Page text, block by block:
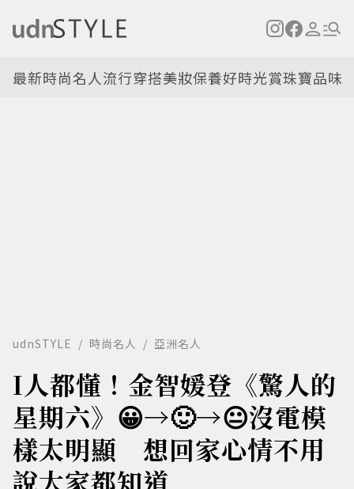
最新時尚名人流行穿搭美妝保養好時光賞珠寶品味
udnSTYLE 時尚名人 亞洲名人
I人都懂！金智媛登《驚人的
星期六》😀→🙂→😐沒電模
樣太明顯 想回家心情不用
說大家都知道